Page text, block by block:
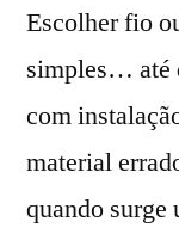
Escolher fio
simples… até
com
material
quando surge